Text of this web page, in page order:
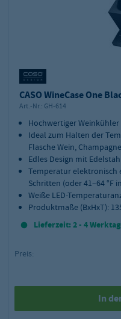
CASO WineCase One
Art.-Nr.: GH-614
Hochwertiger Weinkühler
Ideal zum Halten der
Flasche Wein,
Edles Design mit
Temperatur elektronisch
Schritten (oder 41–64 °F
Weiße LED-
Produktmaße (BxHxT):
Lieferzeit: 2 - 4
Preis:
In